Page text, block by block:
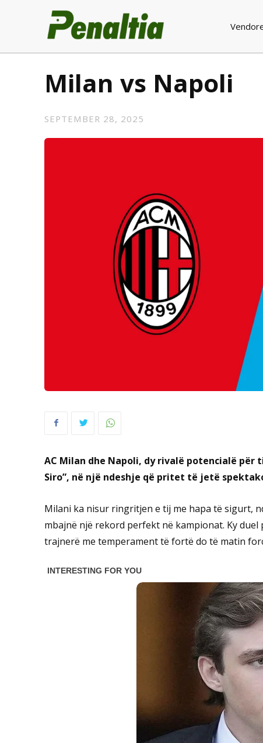
Milan vs Napoli
SEPTEMBER 28, 2025
AC Milan dhe Napoli, dy rivalë potencialë
Siro”, në një ndeshje që pritet të jetë
Milani ka nisur ringritjen e tij me hapa të sigurt,
mbajnë një rekord perfekt në kampionat. Ky
trajnerë me temperament të fortë do të matin